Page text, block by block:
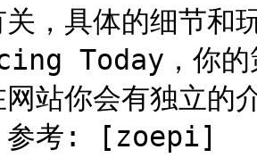
关，具体的细节和
Today，你的策
站你会有独立的
参考: [zoepi]